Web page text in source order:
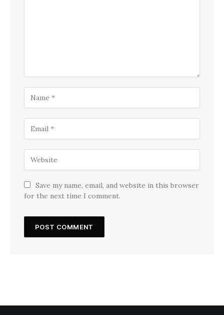
Save my name, email, and website in this browser
for the next time I comment.